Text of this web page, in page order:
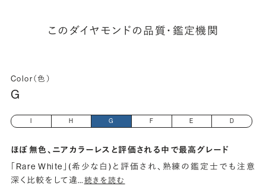
このダイヤモンドの品質・鑑定機関
Color（色）
G
H G F E D
ほぼ無色、ニアカラーレスと評価される中で最高グレード
「Rare White」(希少な白)と評価され、熟練の鑑定士でも注意
深く比較をして違… 続きを読む